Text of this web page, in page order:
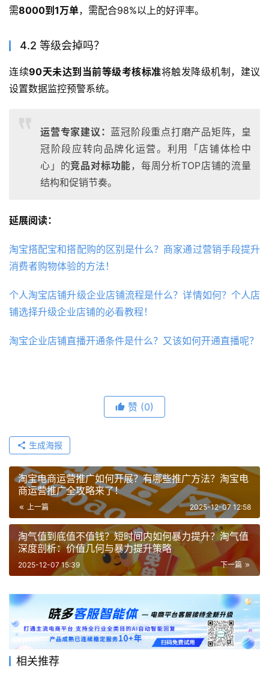
需8000到1万单，需配合98%以上的好评率。
4.2 等级会掉吗？
连续90天未达到当前等级考核标准将触发降级机制，建议
设置数据监控预警系统。
运营专家建议： 蓝冠阶段重点打磨产品矩阵，皇
冠阶段应转向品牌化运营。利用「店铺体检中
心」的竞品对标功能，每周分析TOP店铺的流量
结构和促销节奏。
延展阅读：
淘宝搭配宝和搭配购的区别是什么？商家通过营销手段提升
消费者购物体验的方法！
个人淘宝店铺升级企业店铺流程是什么？详情如何？个人店
铺选择升级企业店铺的必看教程！
淘宝企业店铺直播开通条件是什么？又该如何开通直播呢？
赞 (0)
生成海报
淘宝电商运营推广如何开展？有哪些推广方法？淘宝电
商运营推广全攻略来了！
上一篇 2025-12-07 12:58
淘气值到底值不值钱？短时间内如何暴力提升？淘气值
深度剖析：价值几何与暴力提升策略
下一篇
2025-12-07 15:39
相关推荐